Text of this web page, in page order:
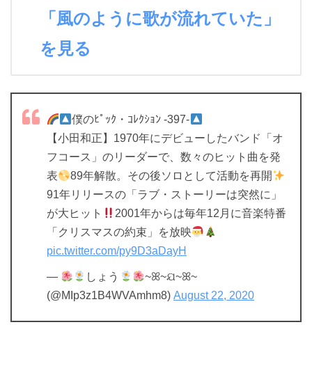
「風のように歌が流れていた」
を見る
僕のﾋﾟｯｸ・ｺﾚｸｼｮﾝ -397-
【小田和正】1970年にデビューしたバンド「オ
フコース」のリーダーで、数々のヒット曲を発
表
89年解散。その後ソロとして活動を再開
91年リリースの「ラブ・ストーリーは突然に」
が大ヒット
2001年からは毎年12月に音楽特番
「クリスマスの約束」を放映
pic.twitter.com/py9D3aDayH
— しょう
~ꕤ~ଯ~ꕤ~
(@MIp3z1B4WVAmhm8) August 22, 2020